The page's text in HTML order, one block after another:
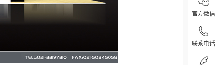
官方微信
联系电话